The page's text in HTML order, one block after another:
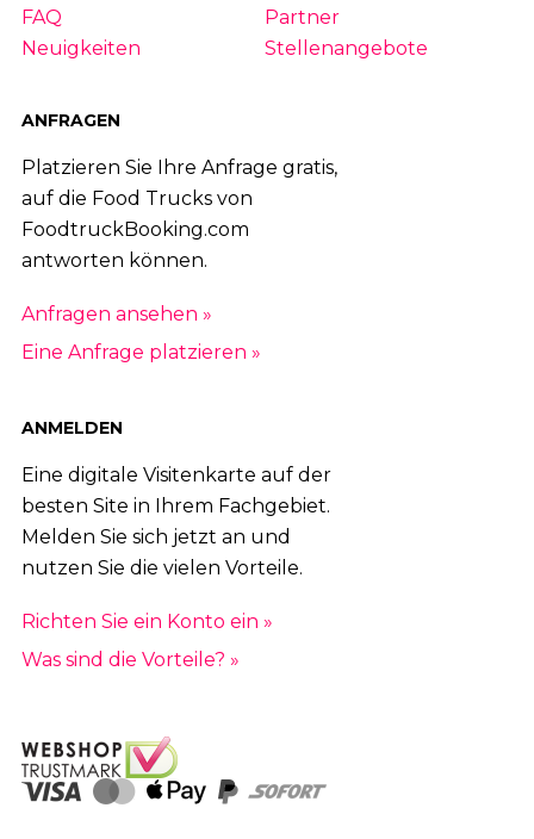
FAQ
Partner
Neuigkeiten
Stellenangebote
ANFRAGEN
Platzieren Sie Ihre Anfrage gratis,
auf die Food Trucks von
FoodtruckBooking.com
antworten können.
Anfragen ansehen »
Eine Anfrage platzieren »
ANMELDEN
Eine digitale Visitenkarte auf der
besten Site in Ihrem Fachgebiet.
Melden Sie sich jetzt an und
nutzen Sie die vielen Vorteile.
Richten Sie ein Konto ein »
Was sind die Vorteile? »